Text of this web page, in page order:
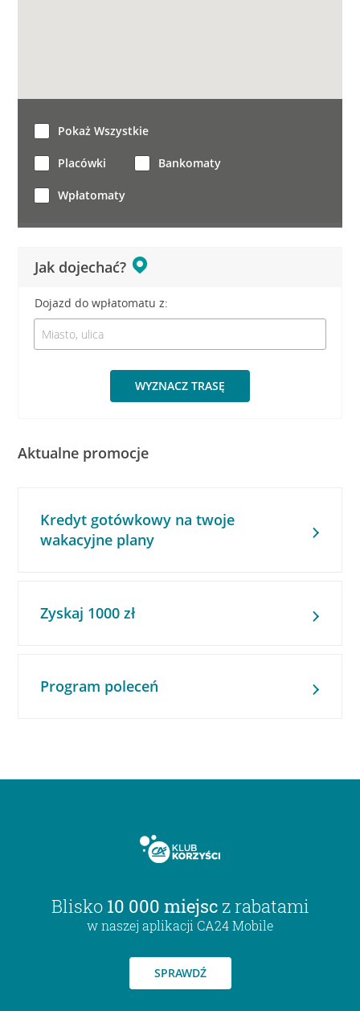
Jak dojechać?
Dojazd do wpłatomatu z:
WYZNACZ TRASĘ
Pokaż Wszystkie
Placówki Bankomaty
Wpłatomaty
Aktualne promocje
Kredyt gotówkowy na twoje
wakacyjne plany
Zyskaj 1000 zł
Program poleceń
Blisko 10 000 miejsc z rabatami
w naszej aplikacji CA24 Mobile
SPRAWDŹ